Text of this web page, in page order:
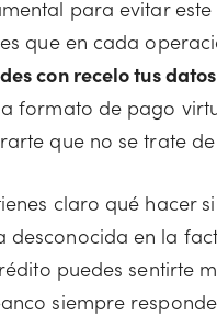
para evitar
que en cada
con recelo tus datos
formato de pago
que no se trate
claro qué hacer
desconocida en la
puedes sentirte
siempre